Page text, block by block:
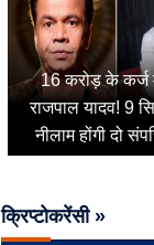
16 करोड़ के
राजपाल यादव! 9
नीलाम होंगी दो
क्रिप्टोकरेंसी »